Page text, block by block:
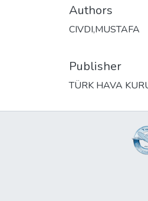
Authors
CIVDI,MUSTAFA
Publisher
TÜRK HAVA